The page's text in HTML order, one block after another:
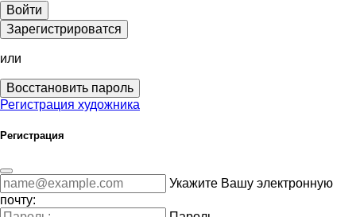
Войти
Зарегистрироватся
или
Восстановить пароль
Регистрация художника
Регистрация
Укажите Вашу электронную
почту: